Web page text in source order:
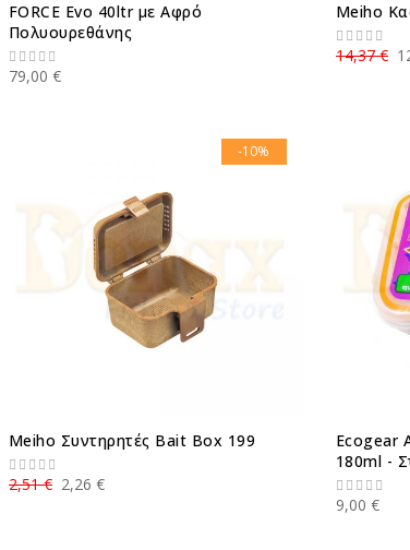
FORCE Evo 40ltr με Αφρό
Πολυουρεθάνης
79,00 €
Meiho
14,37 €
-10%
Meiho Συντηρητές Bait Box 199
2,26 €
2,51 €
Ecogear
180ml -
9,00 €